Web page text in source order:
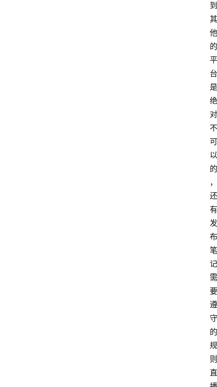
到
其
他
的
平
台
是
绝
对
不
可
以
的
，
还
有
发
布
笔
记
需
要
遵
守
的
规
则
直